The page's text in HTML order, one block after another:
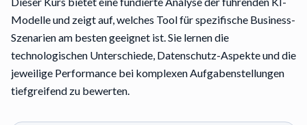
Modelle und zeigt auf, welches Tool für spezifische Business-
Szenarien am besten geeignet ist. Sie lernen die
technologischen Unterschiede, Datenschutz-Aspekte und die
jeweilige Performance bei komplexen Aufgabenstellungen
tiefgreifend zu bewerten.